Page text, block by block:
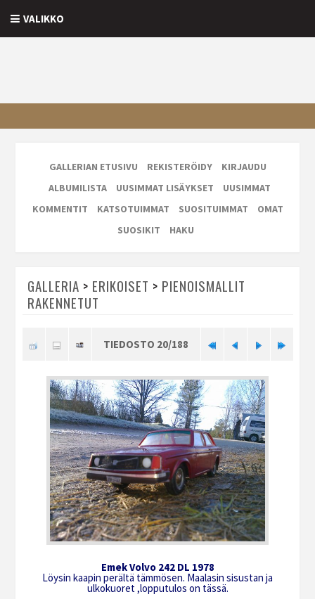
VALIKKO
GALLERIAN ETUSIVU REKISTERÖIDY
KIRJAUDU
ALBUMILISTA
UUSIMMAT LISÄYKSET
UUSIMMAT
KOMMENTIT
KATSOTUIMMAT SUOSITUIMMAT
OMAT
SUOSIKIT
HAKU
GALLERIA > ERIKOISET > PIENOISMALLIT
RAKENNETUT
TIEDOSTO 20/188
Emek Volvo 242 DL 1978
Löysin kaapin perältä tämmösen. Maalasin sisustan ja
ulkokuoret ,lopputulos on tässä.